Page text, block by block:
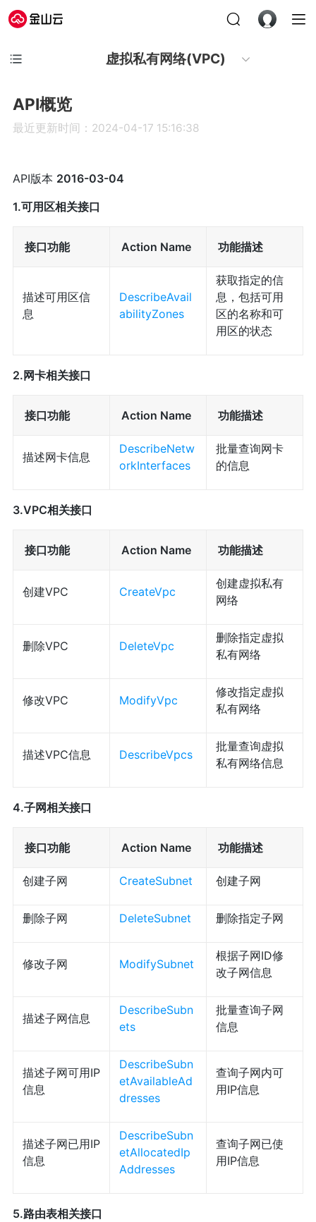
虚拟私有网络(VPC)
API概览
最近更新时间：2024-04-17 15:16:38
API版本 2016-03-04
1.可用区相关接口
接口功能 Action Name 功能描述
描述可用区信
息
DescribeAvail
abilityZones
获取指定的信
息，包括可用
区的名称和可
用区的状态
2.网卡相关接口
接口功能 Action Name 功能描述
描述网卡信息
DescribeNetw
orkInterfaces
批量查询网卡
的信息
3.VPC相关接口
接口功能 Action Name 功能描述
创建VPC CreateVpc
创建虚拟私有
网络
删除VPC DeleteVpc
删除指定虚拟
私有网络
修改VPC ModifyVpc
修改指定虚拟
私有网络
描述VPC信息 DescribeVpcs
批量查询虚拟
私有网络信息
4.子网相关接口
接口功能 Action Name 功能描述
创建子网 CreateSubnet 创建子网
删除子网 DeleteSubnet 删除指定子网
修改子网 ModifySubnet
根据子网ID修
改子网信息
描述子网信息
DescribeSubn
ets
批量查询子网
信息
描述子网可用IP
信息
DescribeSubn
etAvailableAd
dresses
查询子网内可
用IP信息
描述子网已用IP
信息
DescribeSubn
etAllocatedIp
Addresses
查询子网已使
用IP信息
5.路由表相关接口